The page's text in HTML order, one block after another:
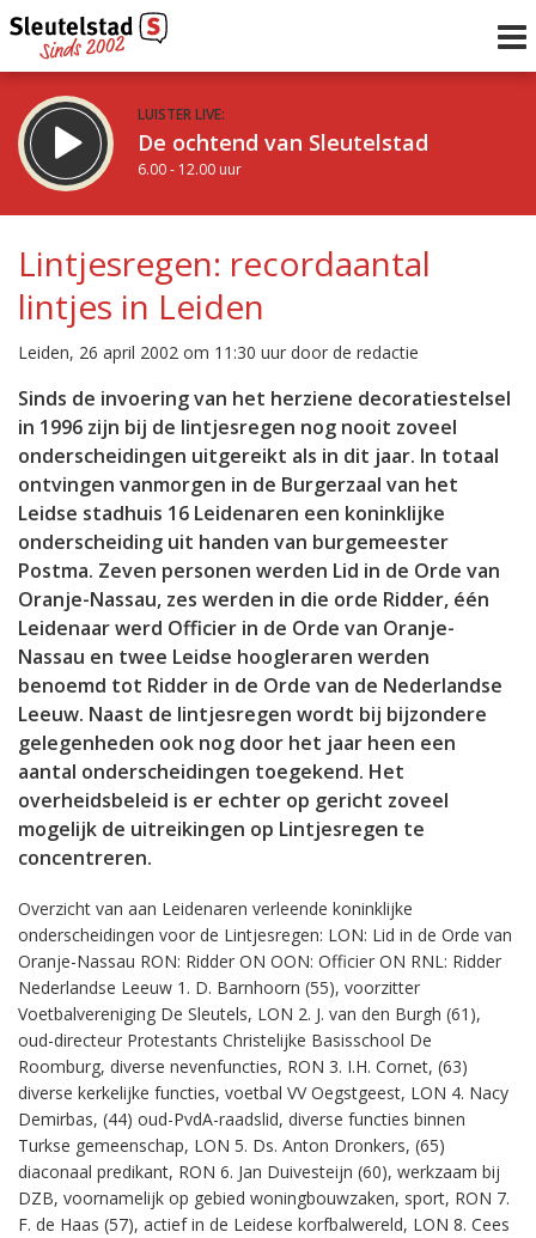
LUISTER LIVE:
De ochtend van Sleutelstad
6.00 - 12.00 uur
De middag van Sleutelstad
12.00 - 18.00 uur
Vorig uur
uur 1 van 0
Inklappen
Lintjesregen: recordaantal
lintjes in Leiden
Leiden, 26 april 2002 om 11:30 uur door de redactie
Sinds de invoering van het herziene decoratiestelsel
in 1996 zijn bij de lintjesregen nog nooit zoveel
onderscheidingen uitgereikt als in dit jaar. In totaal
ontvingen vanmorgen in de Burgerzaal van het
Leidse stadhuis 16 Leidenaren een koninklijke
onderscheiding uit handen van burgemeester
Postma. Zeven personen werden Lid in de Orde van
Oranje-Nassau, zes werden in die orde Ridder, één
Leidenaar werd Officier in de Orde van Oranje-
Nassau en twee Leidse hoogleraren werden
benoemd tot Ridder in de Orde van de Nederlandse
Leeuw. Naast de lintjesregen wordt bij bijzondere
gelegenheden ook nog door het jaar heen een
aantal onderscheidingen toegekend. Het
overheidsbeleid is er echter op gericht zoveel
mogelijk de uitreikingen op Lintjesregen te
concentreren.
Overzicht van aan Leidenaren verleende koninklijke
onderscheidingen voor de Lintjesregen: LON: Lid in de Orde van
Oranje-Nassau RON: Ridder ON OON: Officier ON RNL: Ridder
Nederlandse Leeuw 1. D. Barnhoorn (55), voorzitter
Voetbalvereniging De Sleutels, LON 2. J. van den Burgh (61),
oud-directeur Protestants Christelijke Basisschool De
Roomburg, diverse nevenfuncties, RON 3. I.H. Cornet, (63)
diverse kerkelijke functies, voetbal VV Oegstgeest, LON 4. Nacy
Demirbas, (44) oud-PvdA-raadslid, diverse functies binnen
Turkse gemeenschap, LON 5. Ds. Anton Dronkers, (65)
diaconaal predikant, RON 6. Jan Duivesteijn (60), werkzaam bij
DZB, voornamelijk op gebied woningbouwzaken, sport, RON 7.
F. de Haas (57), actief in de Leidese korfbalwereld, LON 8. Cees